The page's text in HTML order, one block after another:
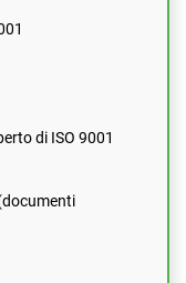
di ISO 9001